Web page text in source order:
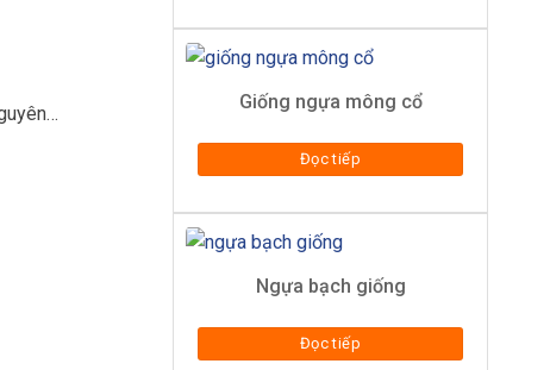
Giống ngựa mông cổ
Đọc tiếp
Ngựa bạch giống
Đọc tiếp